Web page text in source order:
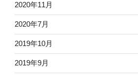
2020年11月
2020年7月
2019年10月
2019年9月